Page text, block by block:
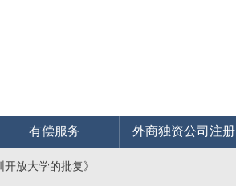
有偿服务 外商独资公司注册
放大学的批复》